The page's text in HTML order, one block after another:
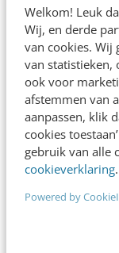
Welkom! Leuk
Wij, en derde
van cookies. Wij
van statistieken,
ook voor
afstemmen van
aanpassen, klik
cookies
gebruik van alle
cookieverklaring.
Powered by
Adverteren
Contact
Nieuwsbrieven
Over ons
Ons team
Werken bij
Whitepapers